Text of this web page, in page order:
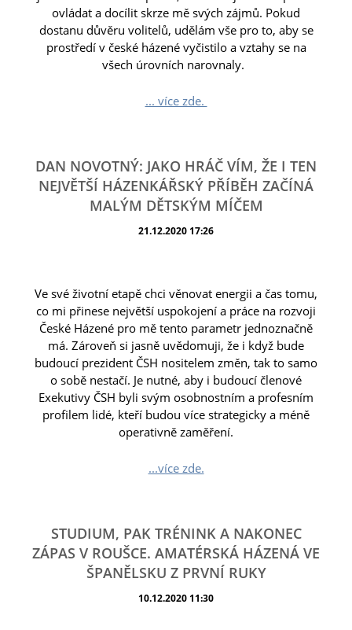
ovládat a docílit skrze mě svých zájmů. Pokud
dostanu důvěru volitelů, udělám vše pro to, aby se
prostředí v české házené vyčistilo a vztahy se na
všech úrovních narovnaly.
... více zde.
DAN NOVOTNÝ: JAKO HRÁČ VÍM, ŽE I TEN
NEJVĚTŠÍ HÁZENKÁŘSKÝ PŘÍBĚH ZAČÍNÁ
MALÝM DĚTSKÝM MÍČEM
21.12.2020 17:26
Ve své životní etapě chci věnovat energii a čas tomu,
co mi přinese největší uspokojení a práce na rozvoji
České Házené pro mě tento parametr jednoznačně
má. Zároveň si jasně uvědomuji, že i když bude
budoucí prezident ČSH nositelem změn, tak to samo
o sobě nestačí. Je nutné, aby i budoucí členové
Exekutivy ČSH byli svým osobnostním a profesním
profilem lidé, kteří budou více strategicky a méně
operativně zaměření.
...více zde.
STUDIUM, PAK TRÉNINK A NAKONEC
ZÁPAS V ROUŠCE. AMATÉRSKÁ HÁZENÁ VE
ŠPANĚLSKU Z PRVNÍ RUKY
10.12.2020 11:30